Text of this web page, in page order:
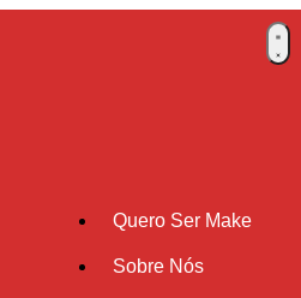
Quero Ser Make
Sobre Nós